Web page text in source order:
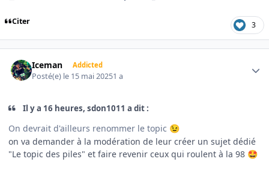
Citer 3
Iceman Addicted
Posté(e) le 15 mai 20251 a
Il y a 16 heures, sdon1011 a dit :
On devrait d'ailleurs renommer le topic 😉
on va demander à la modération de leur créer un sujet dédié
"Le topic des piles" et faire revenir ceux qui roulent à la 98 🤩